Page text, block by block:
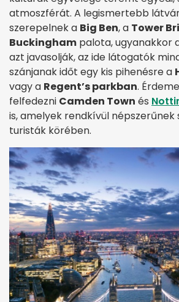
atmoszférát. A legismertebb
szerepelnek a Big Ben, a Tower
Buckingham palota, ugyanakkor
azt javasolják, az ide látogatók
szánjanak időt egy kis pihenésre a
vagy a Regent’s parkban.
felfedezni Camden Town és
is, amelyek rendkívül
turisták körében.